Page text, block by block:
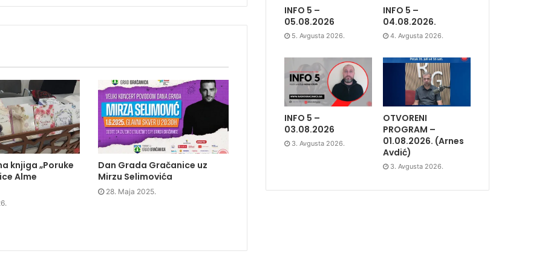
knjiga „Poruke
Alme
Dan Grada Gračanice uz
Mirzu Selimovića
28. Maja 2025.
INFO 5 –
05.08.2026
5. Avgusta 2026.
INFO 5 –
04.08.2026.
4. Avgusta 2026.
INFO 5 –
03.08.2026
3. Avgusta 2026.
OTVORENI
PROGRAM –
01.08.2026. (Arnes
Avdić)
3. Avgusta 2026.